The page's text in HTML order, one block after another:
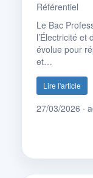
Référentiel
Le Bac
l’Électricité et
évolue pour
et…
Lire l'article
27/03/2026 ·